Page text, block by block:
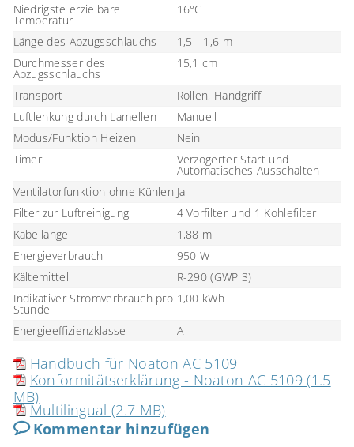
Niedrigste erzielbare
Temperatur
16°C
Länge des Abzugsschlauchs
1,5 - 1,6 m
Durchmesser des
Abzugsschlauchs
15,1 cm
Transport
Rollen, Handgriff
Luftlenkung durch Lamellen
Manuell
Modus/Funktion Heizen
Nein
Timer
Verzögerter Start und
Automatisches Ausschalten
Ventilatorfunktion ohne Kühlen Ja
Filter zur Luftreinigung
4 Vorfilter und 1 Kohlefilter
Kabellänge
1,88 m
Energieverbrauch
950 W
Kältemittel
R-290 (GWP 3)
Indikativer Stromverbrauch pro
Stunde
1,00 kWh
Energieeffizienzklasse A
Handbuch für Noaton AC 5109
Konformitätserklärung - Noaton AC 5109 (1.5
MB)
Multilingual (2.7 MB)
Kommentar hinzufügen